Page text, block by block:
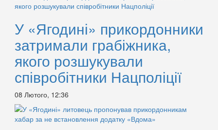
У «Ягодині» прикордонники
затримали грабіжника,
якого розшукували
співробітники Нацполіції
08 Лютого, 12:36